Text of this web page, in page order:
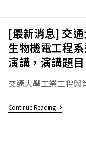
[最新消息] 交
生物機電工程
演講，演講題
交通大學工業工程與
Continue Reading